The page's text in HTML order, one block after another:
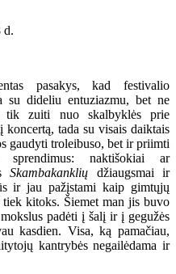
d.
pasakys, kad festivalio
su dideliu entuziazmu, bet ne
tik zuiti nuo skalbyklės prie
tada su visais daiktais
gaudyti troleibuso, bet ir priimti
sprendimus: naktišokiai ar
Skambakanklių džiaugsmai ir
ir jau pažįstami kaip gimtųjų
kitoks. Šiemet man jis buvo
padėti į šalį ir į gegužės
kasdien. Visa, ką pamačiau,
kantrybės negailėdama ir